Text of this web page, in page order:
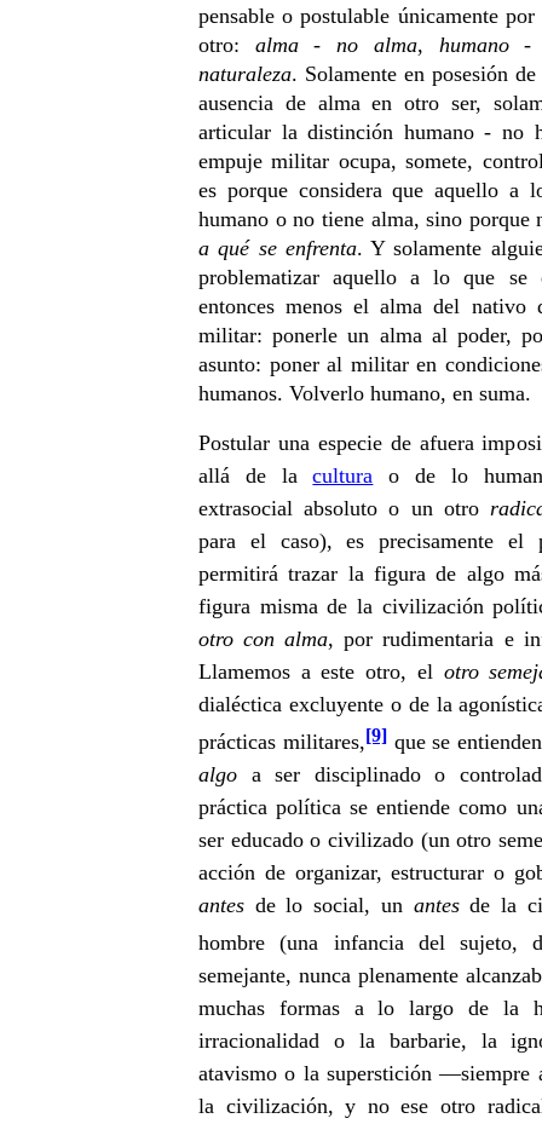
pensable o postulable únicamente
otro: alma - no alma, humano -
naturaleza. Solamente en posesión
ausencia de alma en otro ser,
articular la distinción humano - no
empuje militar ocupa, somete,
es porque considera que aquello a
humano o no tiene alma, sino porque
a qué se enfrenta. Y solamente
problematizar aquello a lo que se
entonces menos el alma del
militar: ponerle un alma al poder,
asunto: poner al militar en
humanos. Volverlo humano, en suma.
Postular una especie de afuera
allá de lacultura o de lo
extrasocial absoluto o un otro
para el caso), es precisamente el
permitirá trazar la figura de algo
figura misma de la civilización
otro con alma, por rudimentaria e
Llamemos a este otro, el otro
dialéctica excluyente o de la
prácticas militares,[9]que se
algo a ser disciplinado o
práctica política se entiende como
ser educado o civilizado (un otro
acción de organizar, estructurar o
antes de lo social, un antesde la
hombre (una infancia del sujeto,
semejante, nunca plenamente
muchas formas a lo largo de la
irracionalidad o la barbarie, la
atavismo o la superstición —siempre
la civilización, y no ese otro